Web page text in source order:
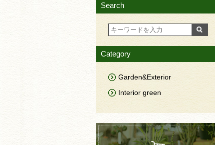
Search
Category
Garden&Exterior
Interior green